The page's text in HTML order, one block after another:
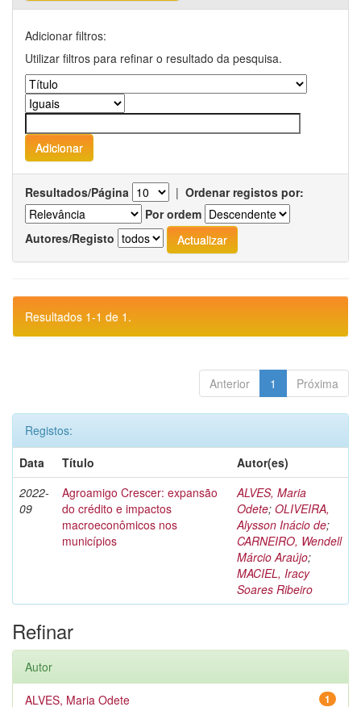
Adicionar filtros:
Utilizar filtros para refinar o resultado da pesquisa.
Resultados/Página | Ordenar registos por:
Por ordem
Autores/Registo
Resultados 1-1 de 1.
Anterior 1 Próxima
Registos:
Data
Título
Autor(es)
2022-
09
Agroamigo Crescer: expansão
do crédito e impactos
macroeconômicos nos
municípios
ALVES, Maria
Odete; OLIVEIRA,
Alysson Inácio de;
CARNEIRO, Wendell
Márcio Araújo;
MACIEL, Iracy
Soares Ribeiro
Refinar
Autor
1
ALVES, Maria Odete